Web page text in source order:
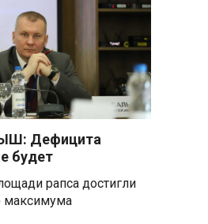
большие потери, часть
сдалась в плен
Лукашенко:
«услышали батьку» и
пустующие дома в
деревнях
Лукашенко назвал
торговли
«просрочкой и
Дефицита
будет
рапса достигли
максимума